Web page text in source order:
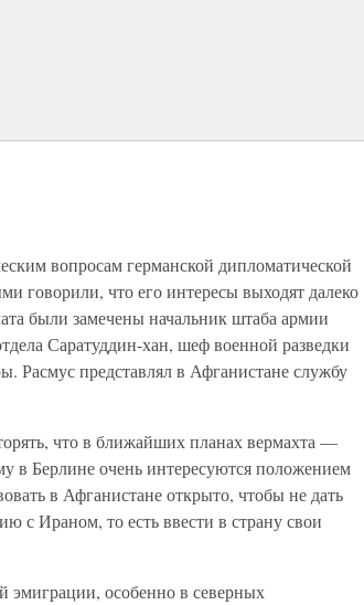
вопросам германской дипломатической
говорили, что его интересы выходят далеко
были замечены начальник штаба армии
Саратуддин-хан, шеф военной разведки
представлял в Афганистане службу
что в ближайших планах вермахта —
в Берлине очень интересуются положением
в Афганистане открыто, чтобы не дать
с Ираном, то есть ввести в страну свои
эмиграции, особенно в северных